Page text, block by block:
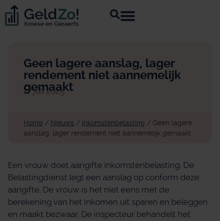
Geen lagere aanslag, lager
rendement niet aannemelijk
gemaakt
17 juli 2025
Home / Nieuws / Inkomstenbelasting / Geen lagere
aanslag, lager rendement niet aannemelijk gemaakt
Een vrouw doet aangifte inkomstenbelasting. De
Belastingdienst legt een aanslag op conform deze
aangifte. De vrouw is het niet eens met de
berekening van het inkomen uit sparen en beleggen
en maakt bezwaar. De inspecteur behandelt het